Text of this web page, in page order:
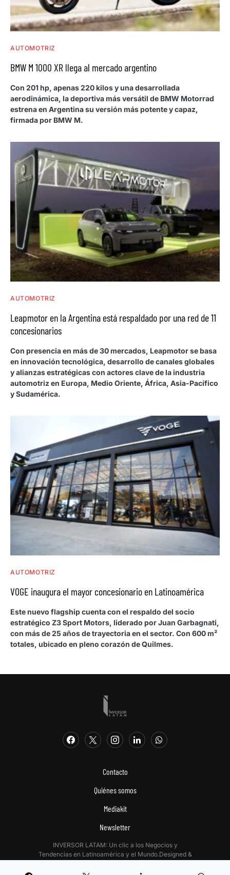
AUTOMOTRIZ
BMW M 1000 XR llega al mercado argentino
Con 201 hp, apenas 220 kilos y una desarrollada
aerodinámica, la deportiva más versátil de BMW Motorrad
estrena en Argentina su versión más potente y capaz,
firmada por BMW M.
AUTOMOTRIZ
Leapmotor en la Argentina está respaldado por una red de 11
concesionarios
Con presencia en más de 30 mercados, Leapmotor se basa
en innovación tecnológica, desarrollo de canales globales
y alianzas estratégicas con actores clave de la industria
automotriz en Europa, Medio Oriente, África, Asia-Pacífico
y Sudamérica.
AUTOMOTRIZ
VOGE inaugura el mayor concesionario en Latinoamérica
Este nuevo flagship cuenta con el respaldo del socio
estratégico Z3 Sport Motors, liderado por Juan Garbagnati,
con más de 25 años de trayectoria en el sector. Con 600 m²
totales, ubicado en pleno corazón de Quilmes.
Contacto
Quiénes somos
Mediakit
Newsletter
INVERSOR LATAM: Un clic a los Negocios y
Tendencias en Latinoamérica y el Mundo.Designed &